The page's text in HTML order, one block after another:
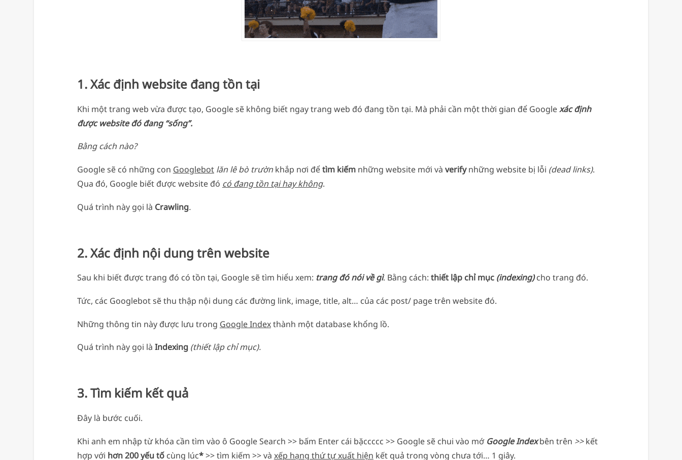
1. Xác định website đang tồn tại
Khi một trang web vừa được tạo, Google sẽ không biết ngay trang web đó đang tồn tại. Mà phải cần một thời gian để Googlexác định
được website đó đang “sống”.
Bằng cách nào?
Google sẽ có những con Googlebotlăn lê bò trườnkhắp nơi đểtìm kiếmnhững website mới và verifynhững website bị lỗi (dead links).
Qua đó, Google biết được website đó có đang tồn tại hay không.
Quá trình này gọi là Crawling.
2. Xác định nội dung trên website
Sau khi biết được trang đó có tồn tại, Google sẽ tìm hiểu xem: trang đó nói về gì. Bằng cách: thiết lập chỉ mục (indexing)cho trang đó.
Tức, các Googlebot sẽ thu thập nội dung các đường link, image, title, alt… của các post/ page trên website đó.
Những thông tin này được lưu trong Google Indexthành một database khổng lồ.
Quá trình này gọi là Indexing (thiết lập chỉ mục).
3. Tìm kiếm kết quả
Đây là bước cuối.
Khi anh em nhập từ khóa cần tìm vào ô Google Search >> bấm Enter cái bặccccc >> Google sẽ chui vào mớGoogle Indexbên trên >>kết
hợp với hơn 200 yếu tốcùng lúc*>> tìm kiếm >> và xếp hạng thứ tự xuất hiện kết quả trong vòng chưa tới… 1 giây.